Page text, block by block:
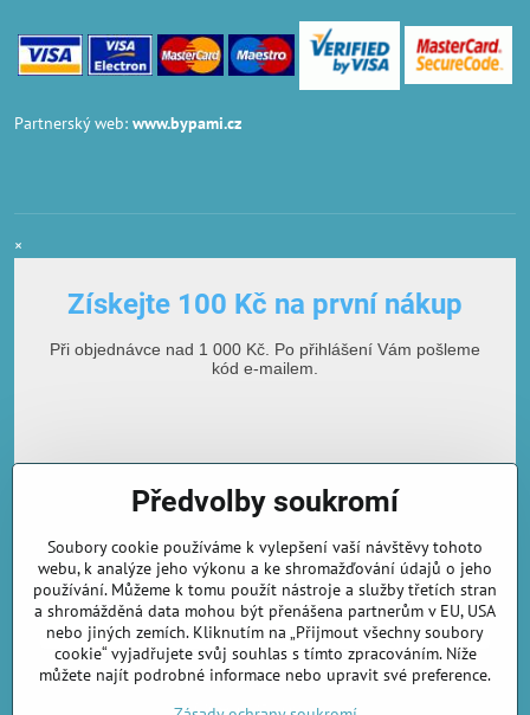
Partnerský web: www.bypami.cz
×
Získejte 100 Kč na první nákup
Při objednávce nad 1 000 Kč. Po přihlášení Vám pošleme
kód e-mailem.
E-mailová adresa
Odebírat novinky
Předvolby soukromí
Soubory cookie používáme k vylepšení vaší návštěvy tohoto
webu, k analýze jeho výkonu a ke shromažďování údajů o jeho
používání. Můžeme k tomu použít nástroje a služby třetích stran
a shromážděná data mohou být přenášena partnerům v EU, USA
nebo jiných zemích. Kliknutím na „Přijmout všechny soubory
cookie“ vyjadřujete svůj souhlas s tímto zpracováním. Níže
můžete najít podrobné informace nebo upravit své preference.